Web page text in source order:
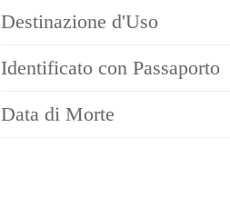
Destinazione d'Uso
Identificato con Passaporto
Data di Morte